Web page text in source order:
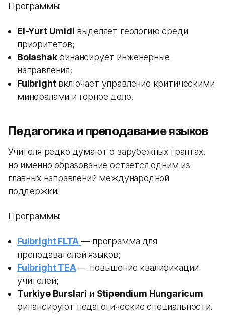
Программы:
El-Yurt Umidi выделяет геологию среди
приоритетов;
Bolashakфинансирует инженерные
направления;
Fulbrightвключает управление критическими
минералами и горное дело.
Педагогика и преподавание языков
Учителя редко думают о зарубежных грантах,
но именно образование остается одним из
главных направлений международной
поддержки.
Программы:
Fulbright FLTA — программа для
преподавателей языков;
Fulbright TEA— повышение квалификации
учителей;
Turkiye Burslari и Stipendium Hungaricum
финансируют педагогические специальности.